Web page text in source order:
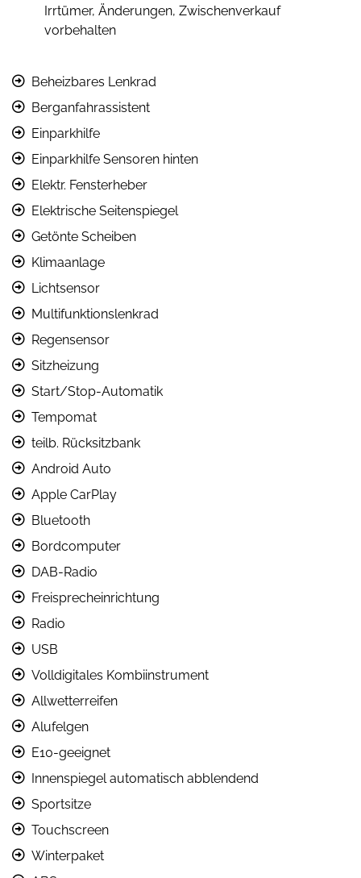
Irrtümer, Änderungen, Zwischenverkauf
vorbehalten
Beheizbares Lenkrad
Berganfahrassistent
Einparkhilfe
Einparkhilfe Sensoren hinten
Elektr. Fensterheber
Elektrische Seitenspiegel
Getönte Scheiben
Klimaanlage
Lichtsensor
Multifunktionslenkrad
Regensensor
Sitzheizung
Start/Stop-Automatik
Tempomat
teilb. Rücksitzbank
Android Auto
Apple CarPlay
Bluetooth
Bordcomputer
DAB-Radio
Freisprecheinrichtung
Radio
USB
Volldigitales Kombiinstrument
Allwetterreifen
Alufelgen
E10-geeignet
Innenspiegel automatisch abblendend
Sportsitze
Touchscreen
Winterpaket